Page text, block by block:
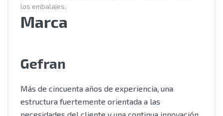
los embalajes.
Marca
Gefran
Más de cincuenta años de experiencia, una
estructura fuertemente orientada a las
necesidades del cliente y una continua innovación